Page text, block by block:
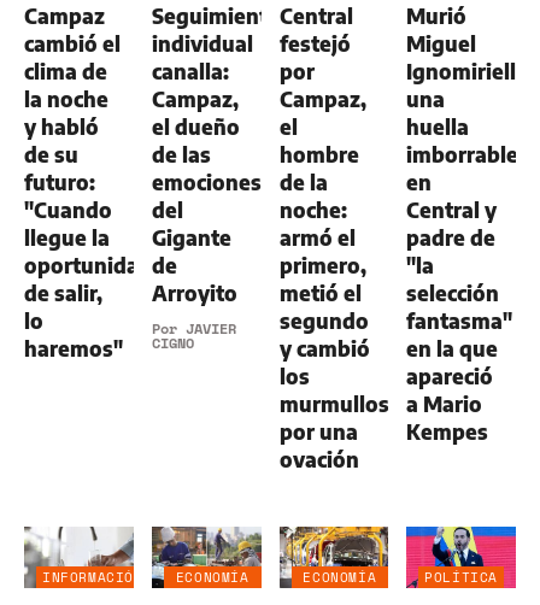
Campaz
cambió el
clima de
la noche
y habló
de su
futuro:
"Cuando
llegue la
oportunidad
de salir,
lo
haremos"
ALDOSIVI
1
Seguimiento
individual
canalla:
Campaz,
el dueño
de las
emociones
del
Gigante
de
Arroyito
Por JAVIER
CIGNO
Central
festejó
por
Campaz,
el
hombre
de la
noche:
armó el
primero,
metió el
segundo
y cambió
los
murmullos
por una
ovación
Murió
Miguel
Ignomiriello:
una
huella
imborrable
en
Central y
padre de
"la
selección
fantasma"
en la que
apareció
a Mario
Kempes
INFORMACIÓN
ECONOMÍA
ECONOMÍA
POLÍTICA